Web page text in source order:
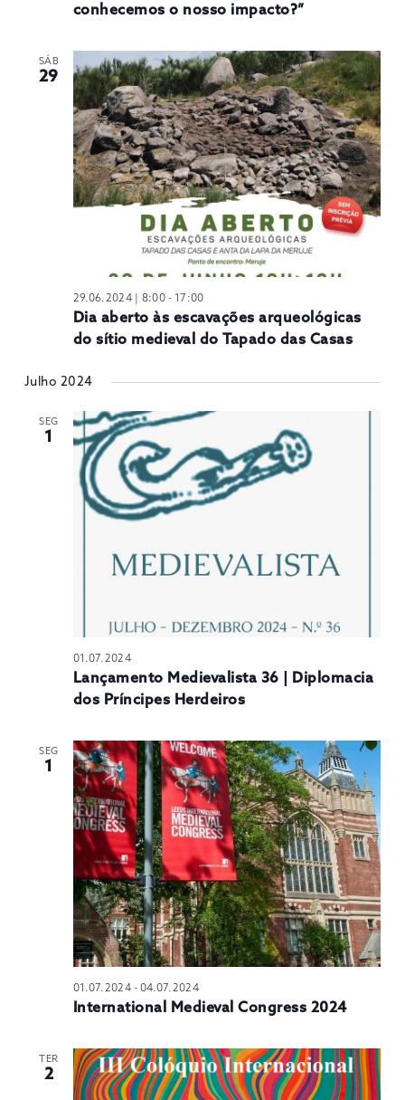
conhecemos o nosso impacto?”
SÁB
29
29.06.2024 | 8:00- 17:00
Dia aberto às escavações arqueológicas
do sítio medieval do Tapado das Casas
Julho 2024
SEG
1
01.07.2024
Lançamento Medievalista 36 | Diplomacia
dos Príncipes Herdeiros
SEG
1
01.07.2024- 04.07.2024
International Medieval Congress 2024
TER
2